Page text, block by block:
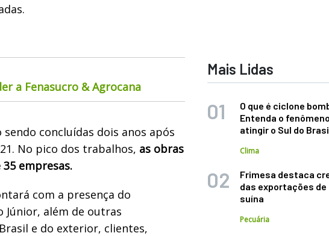
a Fenasucro & Agrocana
concluídas dois anos após
No pico dos trabalhos, as obras
empresas.
com a presença do
Júnior, além de outras
e do exterior, clientes,
Mais Lidas
O que é ciclone
Entenda o
atingir o Sul do
Clima
Frimesa destaca
das exportações de
suína
Pecuária